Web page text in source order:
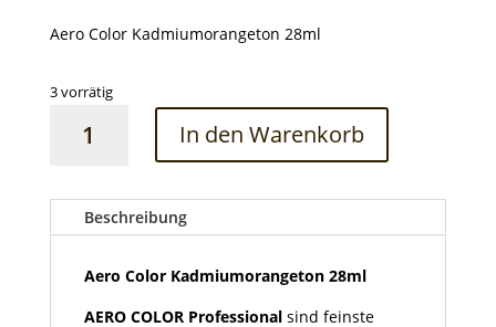
Aero Color Kadmiumorangeton 28ml
3 vorrätig
Color
Kadmiumorangeton
Menge
In den Warenkorb
Beschreibung
Aero Color Kadmiumorangeton 28ml
AERO COLOR Professionalsind feinste